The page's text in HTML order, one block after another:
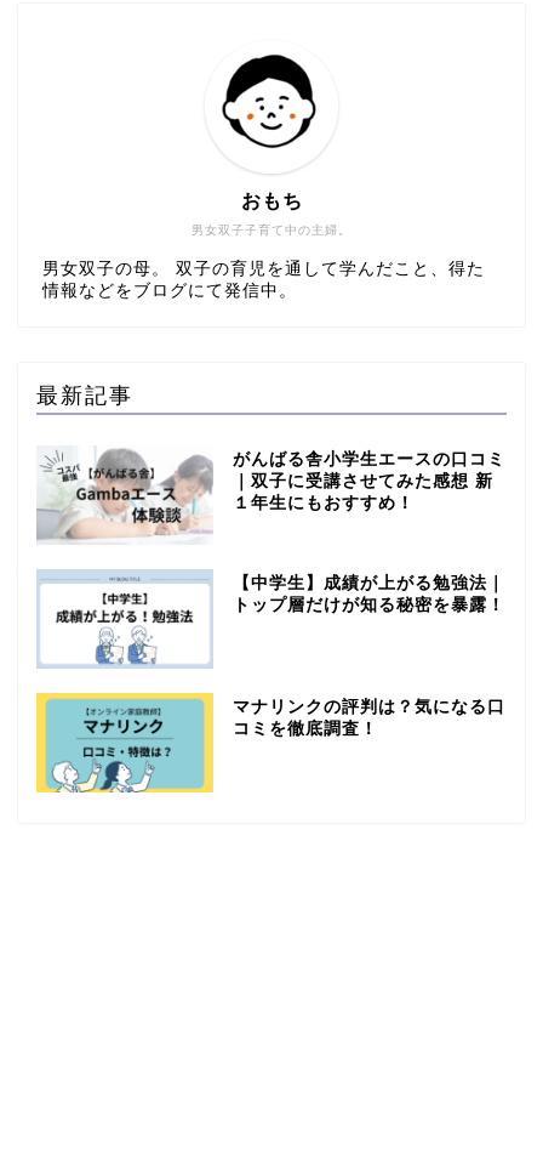
男女双子子育て中の主婦。
おもち
男女双子の母。 双子の育児を通して学んだこと、得た
情報などをブログにて発信中。
最新記事
がんばる舎小学生エースの口コミ
｜双子に受講させてみた感想 新
１年生にもおすすめ！
【中学生】成績が上がる勉強法｜
トップ層だけが知る秘密を暴露！
マナリンクの評判は？気になる口
コミを徹底調査！